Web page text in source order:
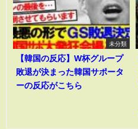
未分類
【韓国の反応】W杯グループ
敗退が決まった韓国サポータ
ーの反応がこちら